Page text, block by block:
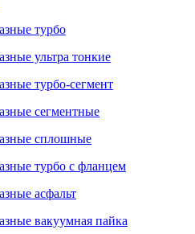
турбо
ультра тонкие
турбо-сегмент
сегментные
сплошные
турбо с фланцем
асфальт
вакуумная пайка